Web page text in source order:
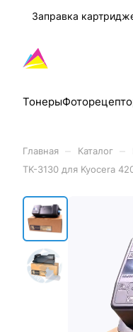
Заправка
Тонеры
Главная Каталог
TK-3130 для Kyocera